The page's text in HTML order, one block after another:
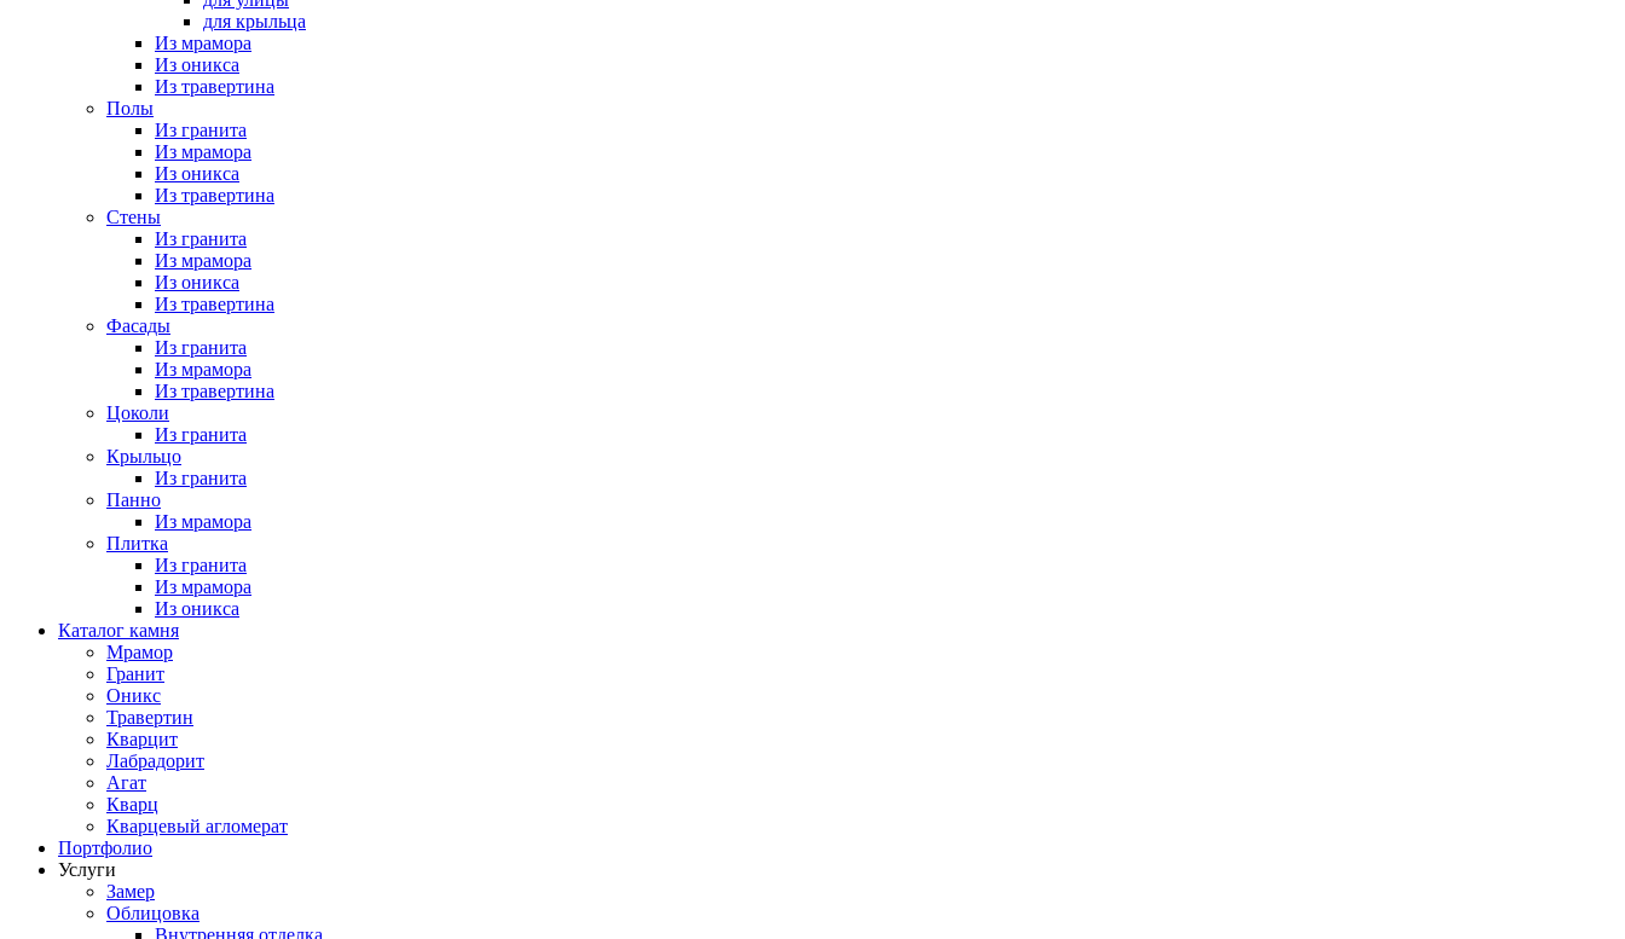
для крыльца
Из мрамора
Из оникса
Из травертина
Полы
Из гранита
Из мрамора
Из оникса
Из травертина
Стены
Из гранита
Из мрамора
Из оникса
Из травертина
Фасады
Из гранита
Из мрамора
Из травертина
Цоколи
Из гранита
Крыльцо
Из гранита
Панно
Из мрамора
Плитка
Из гранита
Из мрамора
Из оникса
Каталог камня
Мрамор
Гранит
Оникс
Травертин
Кварцит
Лабрадорит
Агат
Кварц
Кварцевый агломерат
Портфолио
Услуги
Замер
Облицовка
Внутренняя отделка